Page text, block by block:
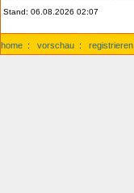
Stand: 06.08.2026 02:07
home : vorschau : registrieren